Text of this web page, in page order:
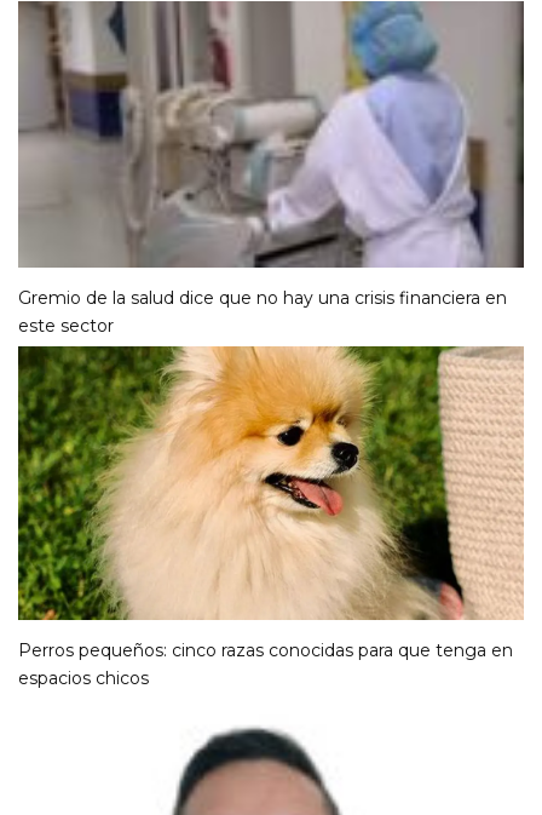
Gremio de la salud dice que no hay una crisis financiera en
este sector
Perros pequeños: cinco razas conocidas para que tenga en
espacios chicos